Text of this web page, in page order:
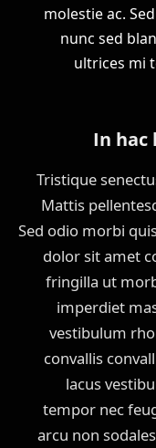
molestie ac.
nunc sed
ultrices mi
In hac
Tristique
Mattis
Sed odio morbi
dolor sit amet
fringilla ut
imperdiet
vestibulum
convallis
lacus
tempor nec
arcu non